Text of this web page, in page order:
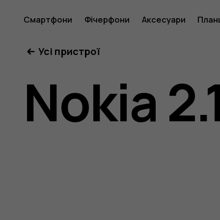
Nokia
Смартфони Фічерфони Аксесуари
Усі пристрої
Nokia